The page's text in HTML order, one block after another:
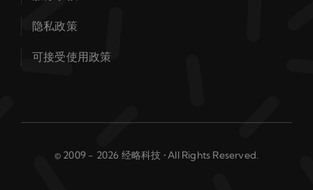
隐私政策
可接受使用政策
© 2009 - 2026 经略科技 • All Rights Reserved.